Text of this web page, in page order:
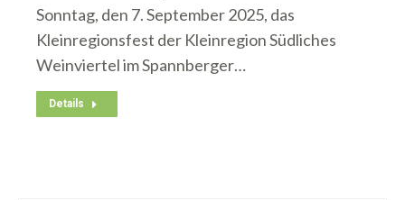
Sonntag, den 7. September 2025, das
Kleinregionsfest der Kleinregion Südliches
Weinviertel im Spannberger…
Details